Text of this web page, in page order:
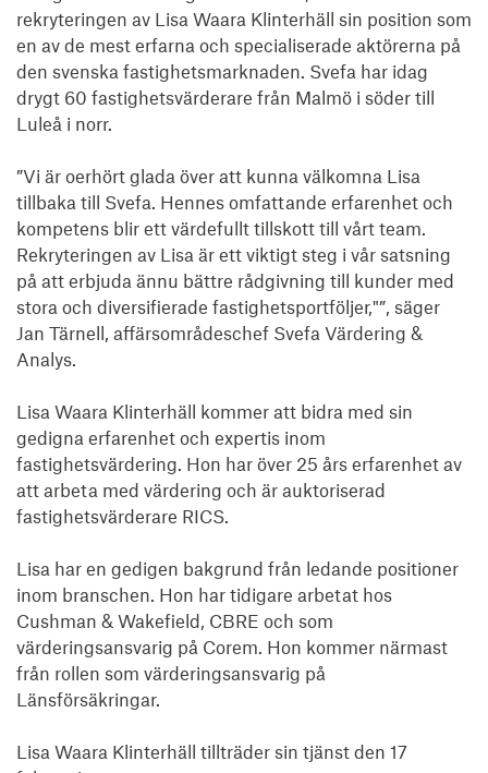
rekryteringen av Lisa Waara Klinterhäll sin position som
en av de mest erfarna och specialiserade aktörerna på
den svenska fastighetsmarknaden. Svefa har idag
drygt 60 fastighetsvärderare från Malmö i söder till
Luleå i norr.
”Vi är oerhört glada över att kunna välkomna Lisa
tillbaka till Svefa. Hennes omfattande erfarenhet och
kompetens blir ett värdefullt tillskott till vårt team.
Rekryteringen av Lisa är ett viktigt steg i vår satsning
på att erbjuda ännu bättre rådgivning till kunder med
stora och diversifierade fastighetsportföljer,"”, säger
Jan Tärnell, affärsområdeschef Svefa Värdering &
Analys.
Lisa Waara Klinterhäll kommer att bidra med sin
gedigna erfarenhet och expertis inom
fastighetsvärdering. Hon har över 25 års erfarenhet av
att arbeta med värdering och är auktoriserad
fastighetsvärderare RICS.
Lisa har en gedigen bakgrund från ledande positioner
inom branschen. Hon har tidigare arbetat hos
Cushman & Wakefield, CBRE och som
värderingsansvarig på Corem. Hon kommer närmast
från rollen som värderingsansvarig på
Länsförsäkringar.
Lisa Waara Klinterhäll tillträder sin tjänst den 17